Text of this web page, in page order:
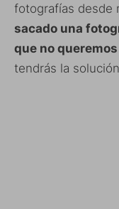
fotografías desde
sacado una
que no
tendrás la